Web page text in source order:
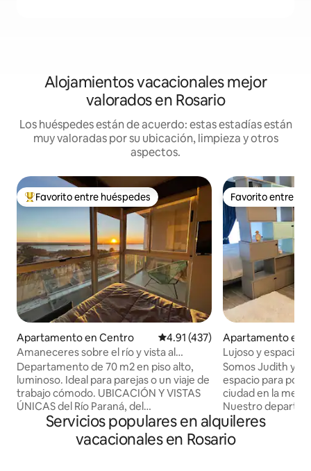
Alojamientos vacacionales mejor
valorados en Rosario
Los huéspedes están de acuerdo: estas estadías están
muy valoradas por su ubicación, limpieza y otros
aspectos.
Favorito entre huéspedes preferido
Favorito entre huéspedes
Apartamento en Centro Calificación promedio: 4.91 de
4.91 (437)
Amaneceres sobre el río y vista al
Monumento
Departamento de 70 m2 en piso alto,
luminoso. Ideal para parejas o un viaje de
trabajo cómodo. UBICACIÓN Y VISTAS
ÚNICAS del Río Paraná, del
MONUMENTO DE LA BANDERA. ::
PERSONAL DE SEGURIDAD las 24 hs ::
TODO SE PUEDE RECORRER A PIE. A sólo
Favorito entre
Favorito entre
Apartamento en
Lujoso y
Rosario
Somos Judith y
espacio para
ciudad en la
Nuestro
exclusivamente
huéspedes
para que puedas
Servicios populares en alquileres
vacacionales en Rosario